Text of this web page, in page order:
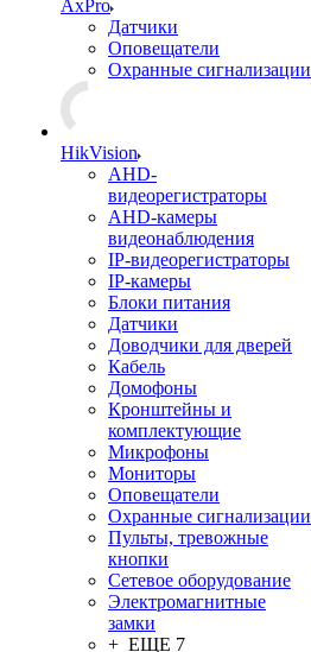
AxPro
Датчики
Оповещатели
Охранные сигнализации
HikVision
AHD-
видеорегистраторы
AHD-камеры
видеонаблюдения
IP-видеорегистраторы
IP-камеры
Блоки питания
Датчики
Доводчики для дверей
Кабель
Домофоны
Кронштейны и
комплектующие
Микрофоны
Мониторы
Оповещатели
Охранные сигнализации
Пульты, тревожные
кнопки
Сетевое оборудование
Электромагнитные
замки
+ ЕЩЕ 7